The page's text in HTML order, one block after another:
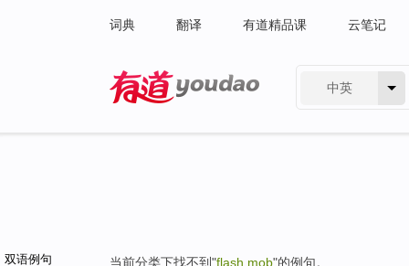
词典 翻译 有道精品课 云笔记
中英
双语例句 当前分类下找不到"flash mob"的例句。